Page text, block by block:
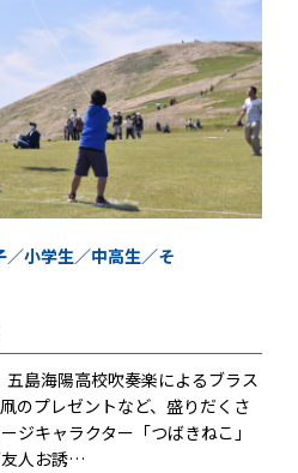
／小学生／中高生／そ
島海陽高校吹奏楽によるブラス
のプレゼントなど、盛りだくさ
ジキャラクター「つばきねこ」
友人お誘…